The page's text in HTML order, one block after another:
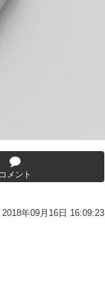
今年でやめる」農家
コメント
2018年09月16日 16:09:23